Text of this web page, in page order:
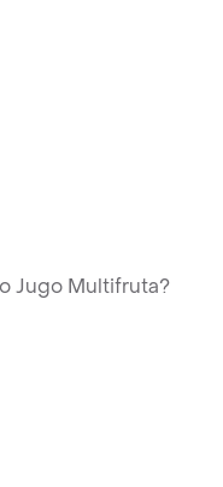
Jugo Multifruta?